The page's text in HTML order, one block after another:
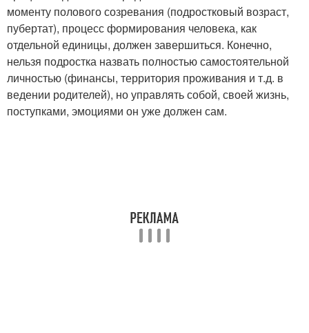
моменту полового созревания (подростковый возраст,
пубертат), процесс формирования человека, как
отдельной единицы, должен завершиться. Конечно,
нельзя подростка назвать полностью самостоятельной
личностью (финансы, территория проживания и т.д. в
ведении родителей), но управлять собой, своей жизнь,
поступками, эмоциями он уже должен сам.